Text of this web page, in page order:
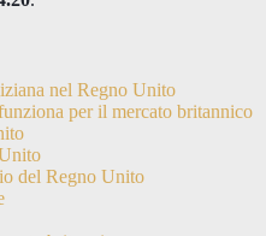
nel Regno Unito
per il mercato britannico
del Regno Unito